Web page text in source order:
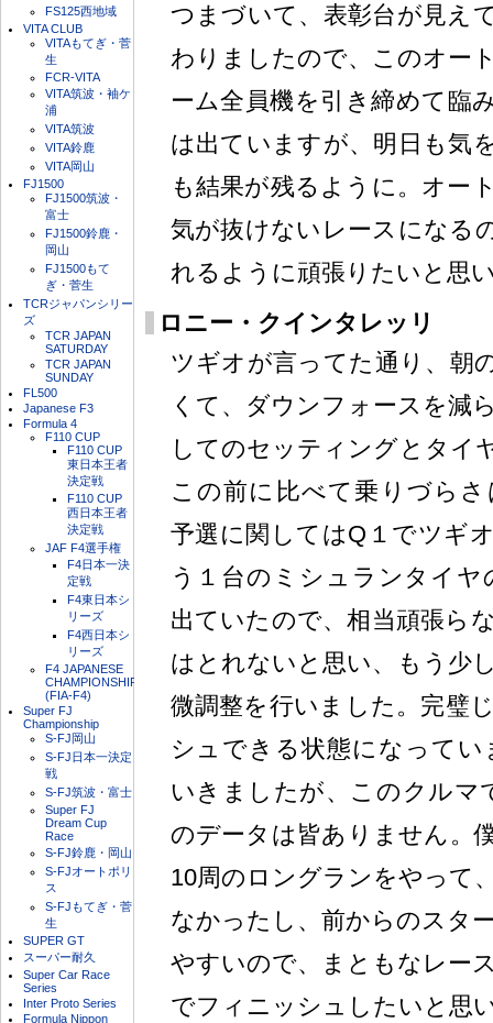
FS125西地域
VITA CLUB
VITAもてぎ・菅
生
FCR-VITA
VITA筑波・袖ケ
浦
VITA筑波
VITA鈴鹿
VITA岡山
FJ1500
FJ1500筑波・
富士
FJ1500鈴鹿・
岡山
FJ1500もて
ぎ・菅生
TCRジャパンシリー
ズ
TCR JAPAN
SATURDAY
TCR JAPAN
SUNDAY
FL500
Japanese F3
Formula 4
F110 CUP
F110 CUP
東日本王者
決定戦
F110 CUP
西日本王者
決定戦
JAF F4選手権
F4日本一決
定戦
F4東日本シ
リーズ
F4西日本シ
リーズ
F4 JAPANESE
CHAMPIONSHIP
(FIA-F4)
Super FJ
Championship
S-FJ岡山
S-FJ日本一決定
戦
S-FJ筑波・富士
Super FJ
Dream Cup
Race
S-FJ鈴鹿・岡山
S-FJオートポリ
ス
S-FJもてぎ・菅
生
SUPER GT
スーパー耐久
Super Car Race
Series
Inter Proto Series
Formula Nippon
つまづいて、表彰台が見え
わりましたので、このオー
ーム全員機を引き締めて臨
は出ていますが、明日も気
も結果が残るように。オー
気が抜けないレースになる
れるように頑張りたいと思
ロニー・クインタレッリ
ツギオが言ってた通り、朝
くて、ダウンフォースを減
してのセッティングとタイ
この前に比べて乗りづら
予選に関してはQ１でツギ
う１台のミシュランタイ
出ていたので、相当頑張ら
はとれないと思い、もう少
微調整を行いました。完璧
シュできる状態になって
いきましたが、このクルマ
のデータは皆ありません。
10周のロングランをやって
なかったし、前からのスタ
やすいので、まともなレー
でフィニッシュしたいと思